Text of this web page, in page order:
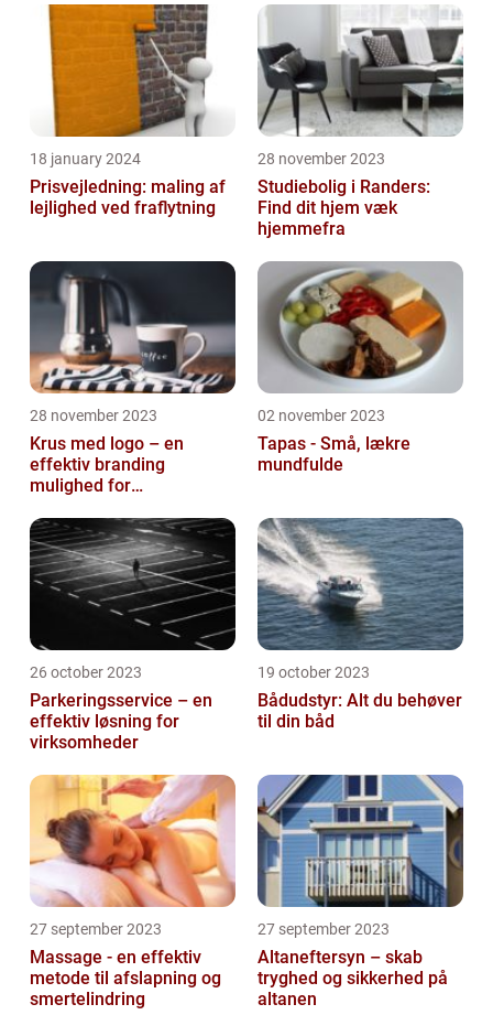
18 january 2024
Prisvejledning: maling af
lejlighed ved fraflytning
28 november 2023
Studiebolig i Randers:
Find dit hjem væk
hjemmefra
28 november 2023
Krus med logo – en
effektiv branding
mulighed for
02 november 2023
Tapas - Små, lækre
mundfulde
26 october 2023
Parkeringsservice – en
effektiv løsning for
virksomheder
19 october 2023
Bådudstyr: Alt du behøver
til din båd
27 september 2023
Massage - en effektiv
metode til afslapning og
smertelindring
27 september 2023
Altaneftersyn – skab
tryghed og sikkerhed på
altanen